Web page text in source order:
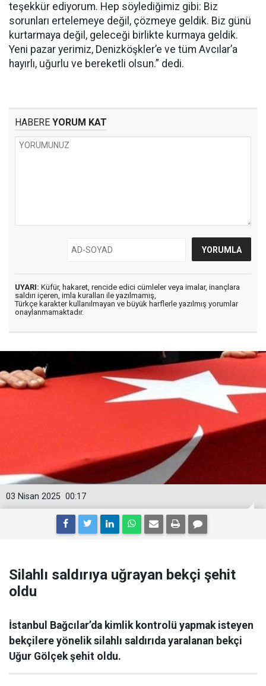
teşekkür ediyorum. Hep söylediğimiz gibi: Biz
sorunları ertelemeye değil, çözmeye geldik. Biz günü
kurtarmaya değil, geleceği birlikte kurmaya geldik.
Yeni pazar yerimiz, Denizköşkler’e ve tüm Avcılar’a
hayırlı, uğurlu ve bereketli olsun.” dedi.
HABERE YORUM KAT
UYARI: Küfür, hakaret, rencide edici cümleler veya imalar, inançlara
saldırı içeren, imla kuralları ile yazılmamış,
Türkçe karakter kullanılmayan ve büyük harflerle yazılmış yorumlar
onaylanmamaktadır.
00:17
03 Nisan 2025
Silahlı saldırıya uğrayan bekçi şehit
oldu
İstanbul Bağcılar’da kimlik kontrolü yapmak isteyen
bekçilere yönelik silahlı saldırıda yaralanan bekçi
Uğur Gölçek şehit oldu.